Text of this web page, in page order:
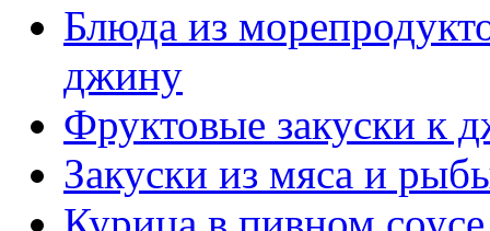
Блюда из
джину
Фруктовые закуски к
Закуски из мяса и